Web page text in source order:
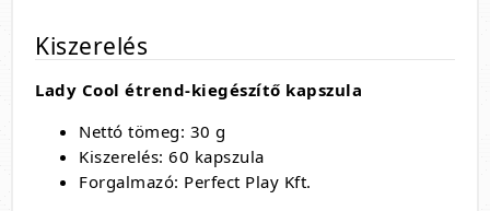
Kiszerelés
Lady Cool étrend-kiegészítő kapszula
Nettó tömeg: 30 g
Kiszerelés: 60 kapszula
Forgalmazó: Perfect Play Kft.